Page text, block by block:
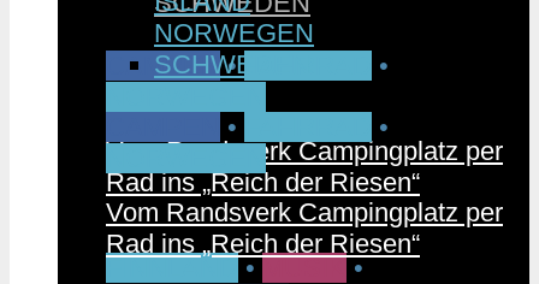
CAMPEN •
•
Vom Randsverk Campingplatz per
Rad ins „Reich der Riesen“
FINNLAND • MUSIK •
NORWEGEN
SCHWEDEN
•
•
Vom Randsverk Campingplatz per
Rad ins „Reich der Riesen“